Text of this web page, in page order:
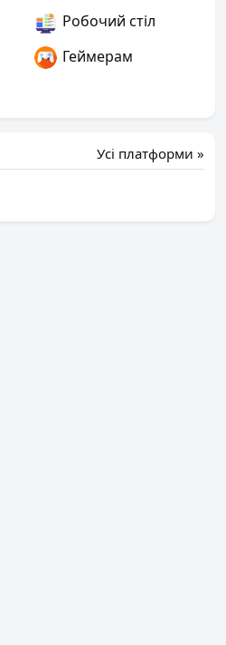
Робочий стіл
Геймерам
Усі платформи »